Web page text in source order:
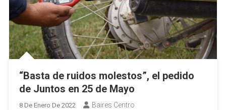
“Basta de ruidos molestos”, el pedido
de Juntos en 25 de Mayo
8 De Enero De 2022 Baires Centro